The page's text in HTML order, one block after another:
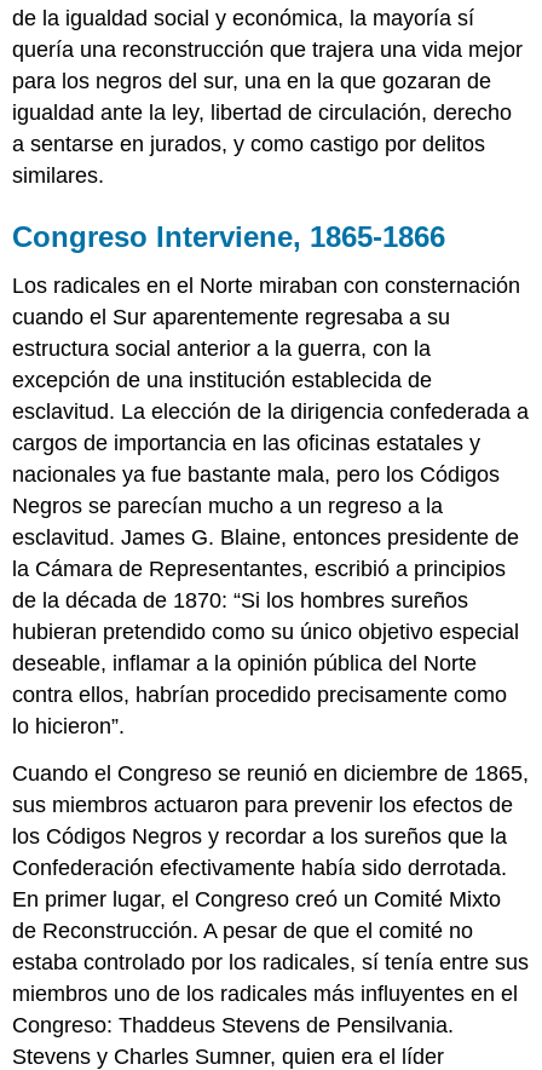
de la igualdad social y económica, la mayoría sí
quería una reconstrucción que trajera una vida mejor
para los negros del sur, una en la que gozaran de
igualdad ante la ley, libertad de circulación, derecho
a sentarse en jurados, y como castigo por delitos
similares.
Congreso Interviene, 1865-1866
Los radicales en el Norte miraban con consternación
cuando el Sur aparentemente regresaba a su
estructura social anterior a la guerra, con la
excepción de una institución establecida de
esclavitud. La elección de la dirigencia confederada a
cargos de importancia en las oficinas estatales y
nacionales ya fue bastante mala, pero los Códigos
Negros se parecían mucho a un regreso a la
esclavitud. James G. Blaine, entonces presidente de
la Cámara de Representantes, escribió a principios
de la década de 1870: “Si los hombres sureños
hubieran pretendido como su único objetivo especial
deseable, inflamar a la opinión pública del Norte
contra ellos, habrían procedido precisamente como
lo hicieron”.
Cuando el Congreso se reunió en diciembre de 1865,
sus miembros actuaron para prevenir los efectos de
los Códigos Negros y recordar a los sureños que la
Confederación efectivamente había sido derrotada.
En primer lugar, el Congreso creó un Comité Mixto
de Reconstrucción. A pesar de que el comité no
estaba controlado por los radicales, sí tenía entre sus
miembros uno de los radicales más influyentes en el
Congreso: Thaddeus Stevens de Pensilvania.
Stevens y Charles Sumner, quien era el líder